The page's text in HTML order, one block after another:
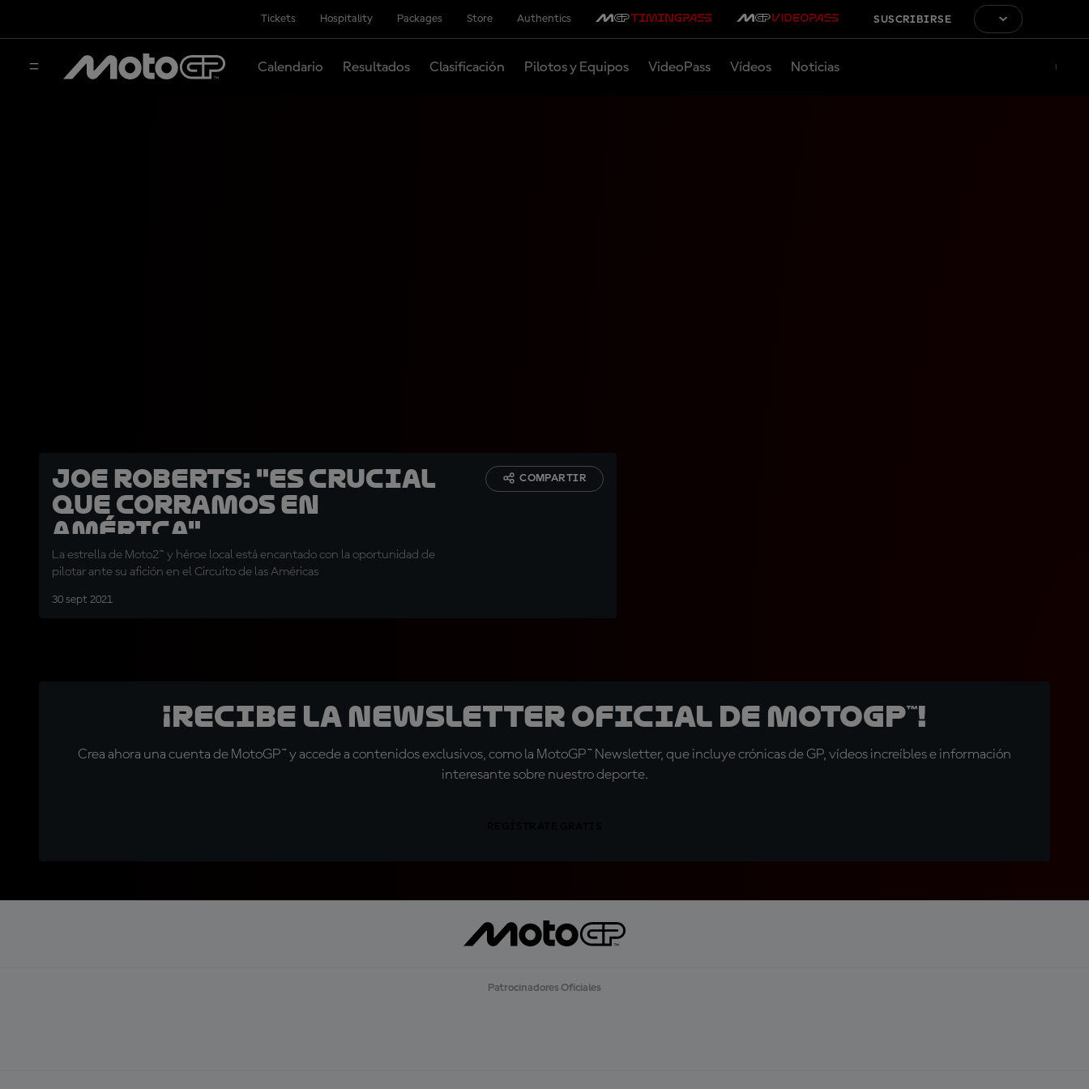
Tickets Hospitality Packages Store Authentics SUSCRIBIRSE
Calendario Resultados Clasificación Pilotos y Equipos VideoPass Vídeos Noticias
Joe Roberts: "Es crucial
que corramos en
América"
La estrella de Moto2™ y héroe local está encantado con la oportunidad de
pilotar ante su afición en el Circuito de las Américas
30 sept 2021
COMPARTIR
¡Recibe la Newsletter oficial de MotoGP™!
Crea ahora una cuenta de MotoGP™ y accede a contenidos exclusivos, como la MotoGP™ Newsletter, que incluye crónicas de GP, vídeos increíbles e información
interesante sobre nuestro deporte.
Patrocinadores Oficiales